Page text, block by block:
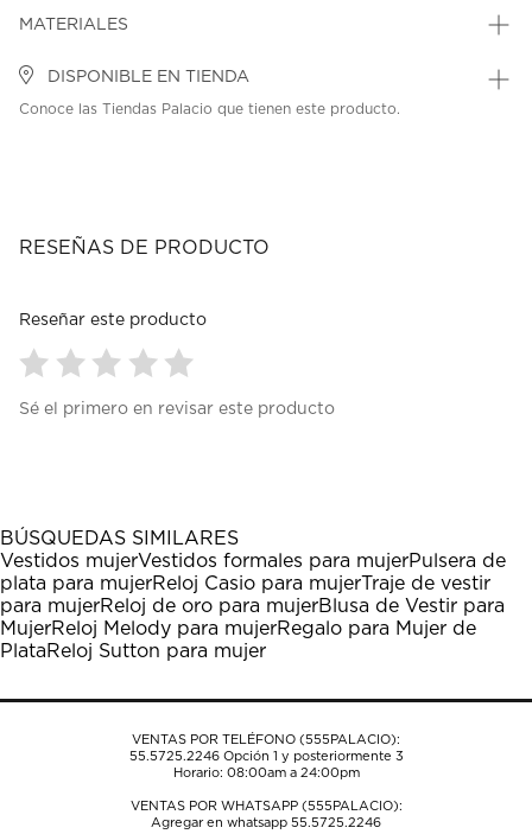
MATERIALES
DISPONIBLE EN TIENDA
Conoce las Tiendas Palacio que tienen este producto.
RESEÑAS DE PRODUCTO
Reseñar este producto
para
1
estrella
Esta
acción
abrirá
el
formulario
envío.
para
estrellas.
Esta
acción
abrirá
el
formulario
envío.
para
estrellas.
Esta
acción
abrirá
el
formulario
envío.
para
estrellas.
Esta
acción
abrirá
el
formulario
envío.
para
estrellas.
Esta
acción
abrirá
el
formulario
envío.
Sé el primero en revisar este producto
BÚSQUEDAS SIMILARES
Vestidos mujerVestidos formales para mujerPulsera de
plata para mujerReloj Casio para mujerTraje de vestir
para mujerReloj de oro para mujerBlusa de Vestir para
MujerReloj Melody para mujerRegalo para Mujer de
PlataReloj Sutton para mujer
VENTAS POR TELÉFONO (555PALACIO):
55.5725.2246Opción 1 y posteriormente 3
Horario: 08:00am a 24:00pm
VENTAS POR WHATSAPP (555PALACIO):
Agregar en whatsapp 55.5725.2246